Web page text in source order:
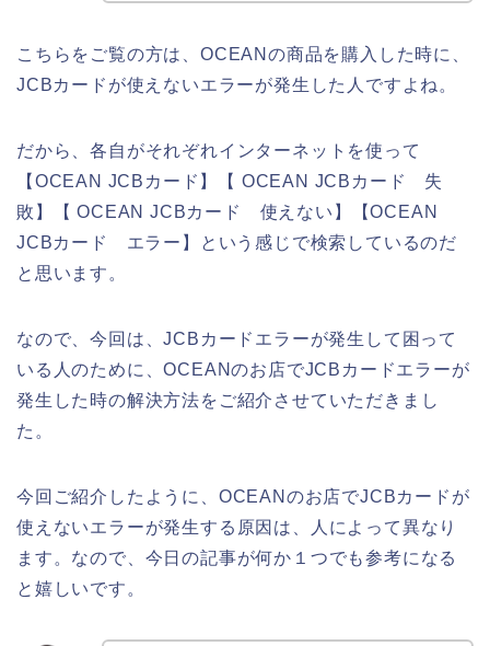
こちらをご覧の方は、OCEANの商品を購入した時に、
JCBカードが使えないエラーが発生した人ですよね。
だから、各自がそれぞれインターネットを使って
【OCEAN JCBカード】【 OCEAN JCBカード 失
敗】【 OCEAN JCBカード 使えない】【OCEAN
JCBカード エラー】という感じで検索しているのだ
と思います。
なので、今回は、JCBカードエラーが発生して困って
いる人のために、OCEANのお店でJCBカードエラーが
発生した時の解決方法をご紹介させていただきまし
た。
今回ご紹介したように、OCEANのお店でJCBカードが
使えないエラーが発生する原因は、人によって異なり
ます。なので、今日の記事が何か１つでも参考になる
と嬉しいです。